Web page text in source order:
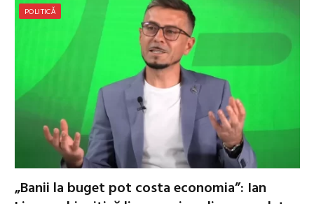
POLITICĂ
„Banii la buget pot costa economia”: Ian